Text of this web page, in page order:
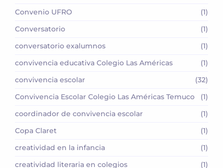
Convenio UFRO
(1)
Conversatorio
(1)
conversatorio exalumnos
(1)
convivencia educativa Colegio Las Américas
(1)
convivencia escolar
(32)
Convivencia Escolar Colegio Las Américas Temuco
(1)
coordinador de convivencia escolar
(1)
Copa Claret
(1)
creatividad en la infancia
(1)
creatividad literaria en colegios
(1)